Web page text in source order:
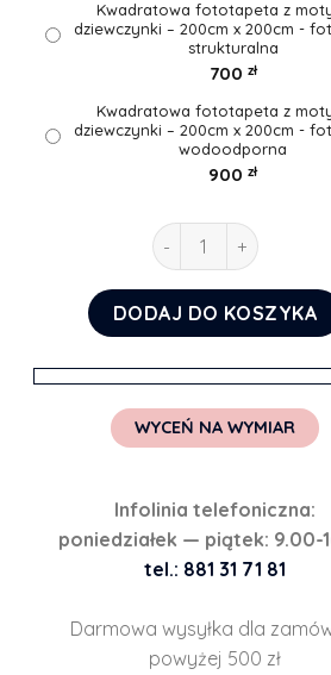
Kwadratowa fototapeta z
dziewczynki – 200cm x 200cm -
strukturalna
700 zł
Kwadratowa fototapeta z
dziewczynki – 200cm x 200cm -
wodoodporna
900 zł
ilość Kwadratowa
DODAJ DO KOSZYKA
WYCEŃ NA WYMIAR
Infolinia telefoniczna:
poniedziałek — piątek: 9.00-
tel.: 881 31 71 81
Darmowa wysyłka dla
powyżej 500 zł